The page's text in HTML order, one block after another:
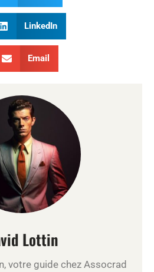
LinkedIn
Email
Lottin
votre guide chez Assocrad